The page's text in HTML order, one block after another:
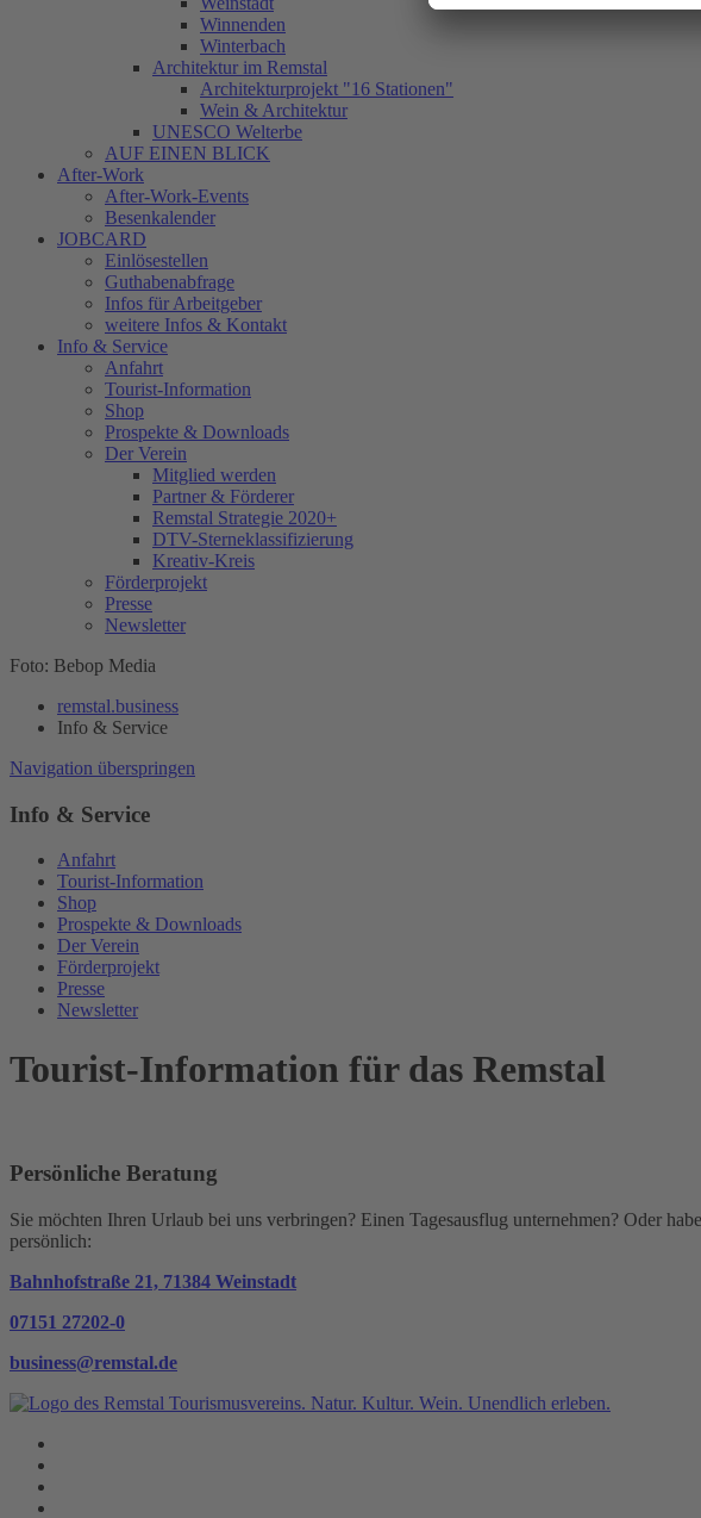
Winnenden
Winterbach
Architektur im Remstal
Architekturprojekt "16 Stationen"
Wein & Architektur
UNESCO Welterbe
AUF EINEN BLICK
After-Work
After-Work-Events
Besenkalender
JOBCARD
Einlösestellen
Guthabenabfrage
Infos für Arbeitgeber
weitere Infos & Kontakt
Info & Service
Anfahrt
Tourist-Information
Shop
Prospekte & Downloads
Der Verein
Mitglied werden
Partner & Förderer
Remstal Strategie 2020+
DTV-Sterneklassifizierung
Kreativ-Kreis
Förderprojekt
Presse
Newsletter
Foto: Bebop Media
remstal.business
Info & Service
Navigation überspringen
Info & Service
Anfahrt
Tourist-Information
Shop
Prospekte & Downloads
Der Verein
Förderprojekt
Presse
Newsletter
Tourist-Information für das Remstal
Persönliche Beratung
Sie möchten Ihren Urlaub bei uns verbringen? Einen Tagesausflug unternehmen? Oder
persönlich:
Bahnhofstraße 21, 71384 Weinstadt
07151 27202-0
business@remstal.de